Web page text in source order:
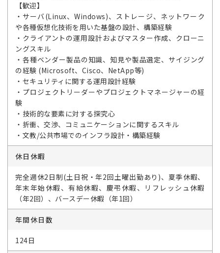
【歓迎】
・サーバ(Linux、Windows)、ストレージ、ネットワーク
や各種仮想化技術を用いた基盤の設計、構築経験
・クライアントの運用設計およびマスター作成、クローニ
ングスキル
・各種ベンダー製品の知識、知見や製品選定、サイジング
の経験 (Microsoft、Cisco、NetApp等)
・セキュリティに関する運用設計経験
・プロジェクトリーダーやプロジェクトマネージャーの経
験
・技術的な要素に対する探究心
・折衝、交渉、コミュニケーションに関するスキル
・文教/公共市場でのインフラ設計・構築経験
休日休暇
完全週休2日制(土日祝・年2回土曜出勤あり)、夏季休暇、
年末年始休暇、有給休暇、慶弔休暇、リフレッシュ休暇
（年2回）、バースデー休暇（年1回）
年間休日数
124日